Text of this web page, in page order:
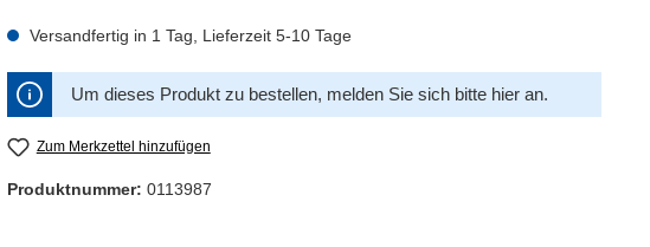
Versandfertig in 1 Tag, Lieferzeit 5-10 Tage
Um dieses Produkt zu bestellen, melden Sie sich bitte hieran.
Zum Merkzettel hinzufügen
Produktnummer: 0113987